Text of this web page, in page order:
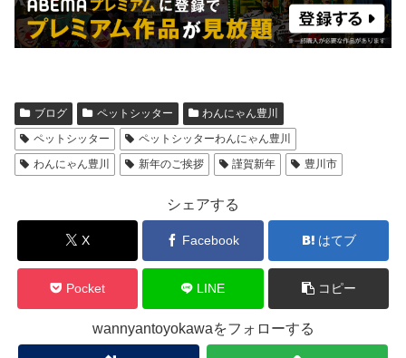
ブログ ペットシッター
わんにゃん豊川
ペットシッター
ペットシッターわんにゃん豊川
わんにゃん豊川
新年のご挨拶 謹賀新年 豊川市
シェアする
X Facebook はてブ
Pocket LINE コピー
wannyantoyokawaをフォローする